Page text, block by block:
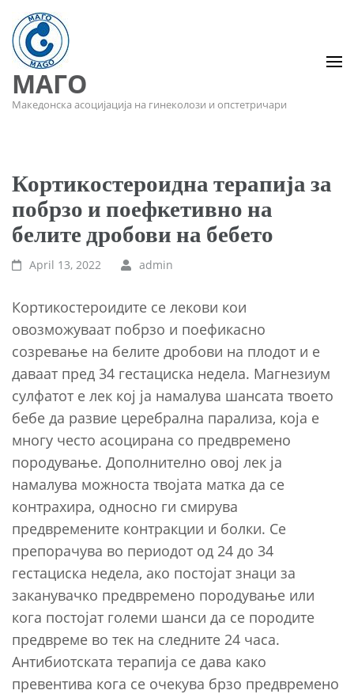
МАГО
Македонска асоцијација на гинеколози и опстетричари
Кортикостероидна терапија за
побрзо и поефкетивно на
белите дробови на бебето
April 13, 2022 admin
Кортикостероидите се лекови кои
овозможуваат побрзо и поефикасно
созревање на белите дробови на плодот и е
даваат пред 34 гестациска недела. Магнезиум
сулфатот е лек кој ја намалува шансата твоето
бебе да развие церебрална парализа, која е
многу често асоцирана со предвремено
породување. Дополнително овој лек ја
намалува можноста твојата матка да се
контрахира, односно ги смирува
предвремените контракции и болки. Се
препорачува во периодот од 24 до 34
гестациска недела, ако постојат знаци за
заканувачко предвремено породување или
кога постојат големи шанси да се породите
предвреме во тек на следните 24 часа.
Антибиотската терапија се дава како
превентива кога се очекува брзо предвремено